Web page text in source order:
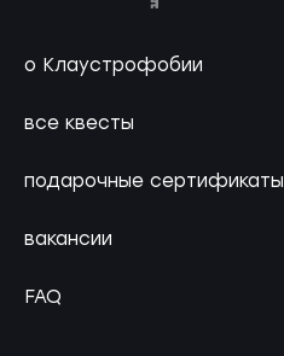
о Клаустрофобии
все квесты
подарочные сертификаты
вакансии
FAQ